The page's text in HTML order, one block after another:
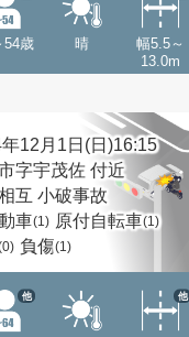
54歳 晴
幅5.5～
13.0m
12月1日(日)16:15
字宇茂佐 付近
互 小破事故
車(1) 原付自転車(1)
負傷(1)
他 他